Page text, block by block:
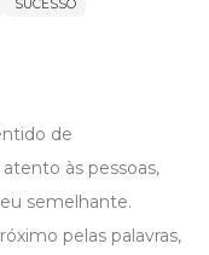
SUCESSO
de
às pessoas,
semelhante.
pelas palavras,